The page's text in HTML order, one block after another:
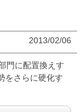
2013/02/06
門に配置換えす
をさらに硬化す